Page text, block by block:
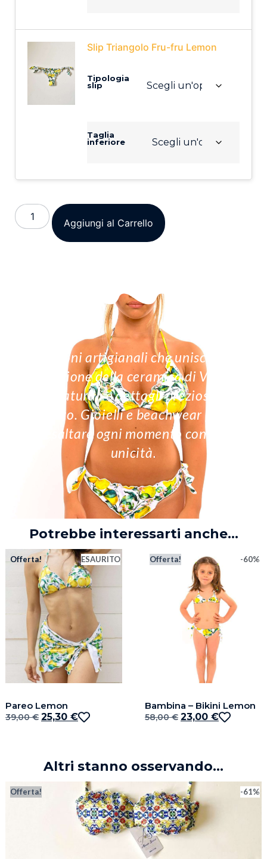
Slip Triangolo Fru-fru Lemon
Taglia
inferiore
Tipologia
slip
Aggiungi al Carrello
Creazioni artigianali che uniscono la
tradizione della ceramica di Vietri,
pietre naturali e dettagli preziosi in oro
e argento. Gioielli e beachwear pensati
per esaltare ogni momento con stile e
unicità.
Potrebbe interessarti anche...
ESAURITO
Offerta!
Pareo Lemon
39,00€ 25,30 €
-60%
Offerta!
Bambina – Bikini Lemon
58,00€ 23,00 €
Altri stanno osservando...
-61%
Offerta!